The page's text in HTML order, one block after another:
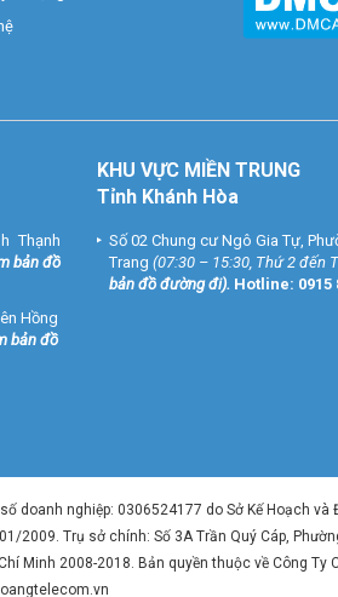
Thạnh
bản đồ
Hồng
bản đồ
KHU VỰC MIỀN TRUNG
Tỉnh Khánh Hòa
Số 02 Chung cư Ngô Gia Tự,
Trang (07:30 – 15:30, Thứ 2 đến
bản đồ đường đi). Hotline: 0915
doanh nghiệp: 0306524177 do Sở Kế Hoạch và
2009. Trụ sở chính: Số 3A Trần Quý Cáp,
Minh 2008-2018. Bản quyền thuộc về Công Ty